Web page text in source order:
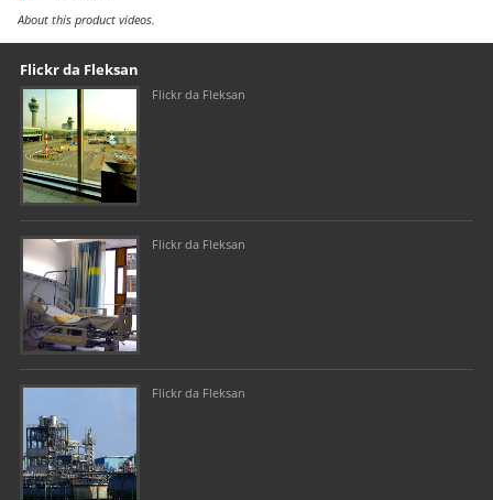
About this product videos.
Our footer
Footer content
Flickr da Fleksan
Flickr da Fleksan
Flickr da Fleksan
Flickr da Fleksan